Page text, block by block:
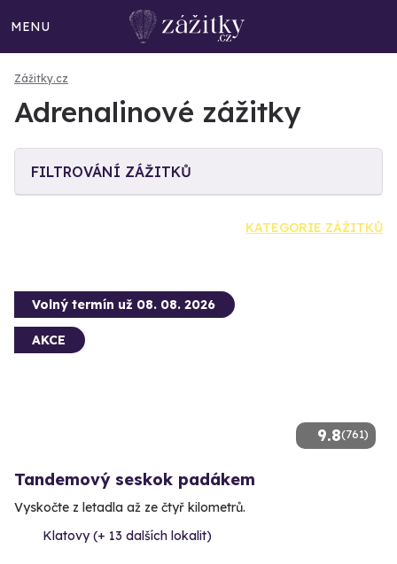
MENU
Zážitky.cz
Adrenalinové zážitky
FILTROVÁNÍ ZÁŽITKŮ
KATEGORIE ZÁŽITKŮ
9.8(761)
Volný termín už 08. 08. 2026
AKCE
Tandemový seskok padákem
Vyskočte z letadla až ze čtyř kilometrů.
Klatovy (+ 13 dalších lokalit)